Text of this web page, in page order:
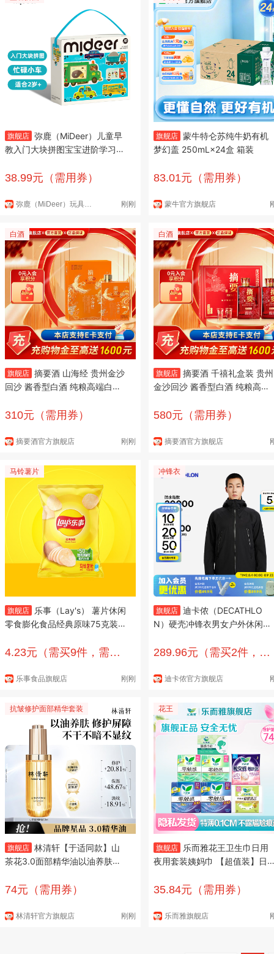
旗舰店 弥鹿（MiDeer）儿童早
教入门大块拼图宝宝进阶学习男
【手提礼盒款】忙碌小车（2岁
38.99元（需用券）
弥鹿（MiDeer）玩具官方旗舰店 刚刚
旗舰店 蒙牛特仑苏纯牛奶有机
梦幻盖 250mL×24盒 箱装
83.01元（需用券）
蒙牛官方旗舰店
白酒
旗舰店 摘要酒 山海经 贵州金沙
回沙 酱香型白酒 纯粮高端白酒
310元（需用券）
摘要酒官方旗舰店 刚刚
白酒
旗舰店 摘要酒 千禧礼盒装 贵州
金沙回沙 酱香型白酒 纯粮高端
580元（需用券）
摘要酒官方旗舰店
马铃薯片
旗舰店
乐事（Lay's） 薯片休闲
零食膨化食品经典原味75克装薯
4.23元（需买9件，需用
乐事食品旗舰店 刚刚
冲锋衣
旗舰店 迪卡侬（DECATHLO
N）硬壳冲锋衣男女户外休闲登
0外套 男款-曜石黑 M
289.96元（需买2件，需
迪卡侬官方旗舰店
抗皱修护面部精华套装
旗舰店 林清轩【于适同款】山
茶花3.0面部精华油以油养肤抗
74元（需用券）
林清轩官方旗舰店 刚刚
花王
旗舰店
乐而雅花王卫生巾日用
夜用套装姨妈巾 【超值装】日
35.84元（需用券）
乐而雅旗舰店